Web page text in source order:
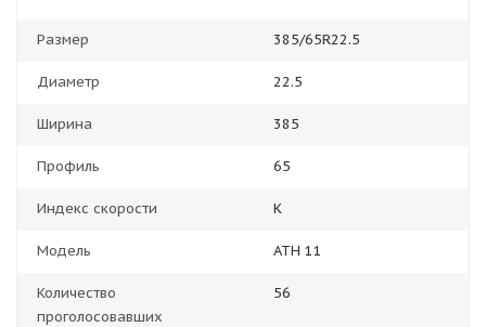
Размер 385/65R22.5
Диаметр 22.5
Ширина 385
Профиль 65
Индекс скорости K
Модель ATH 11
Количество
проголосовавших
56